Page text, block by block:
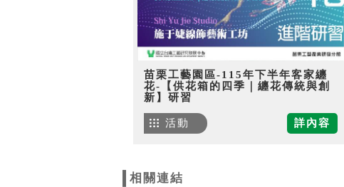
苗栗工藝園區-115年下半年客家纏
花-【供花箱的四季｜纏花傳統與創
新】研習
詳內容
活動
相關連結